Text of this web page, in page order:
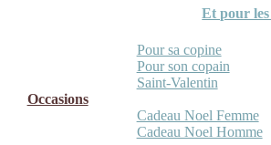
Et pour
Pour sa copine
Pour son copain
Saint-Valentin
Occasions
Cadeau Noel Femme
Cadeau Noel Homme